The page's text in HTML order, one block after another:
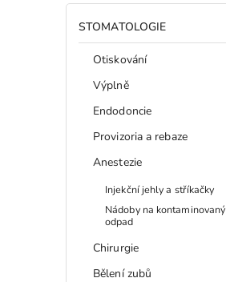
STOMATOLOGIE
Otiskování
Výplně
Endodoncie
Provizoria a rebaze
Anestezie
Injekční jehly a stříkačky
Nádoby na kontaminovaný
odpad
Chirurgie
Bělení zubů